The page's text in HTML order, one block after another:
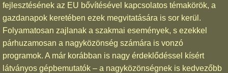
fejlesztésének az EU bővítésével kapcsolatos témakörök, a
gazdanapok keretében ezek megvitatására is sor kerül.
Folyamatosan zajlanak a szakmai események, s ezekkel
párhuzamosan a nagyközönség számára is vonzó
programok. A már korábban is nagy érdeklődéssel kísért
látványos gépbemutatók – a nagyközönségnek is kedvezőbb